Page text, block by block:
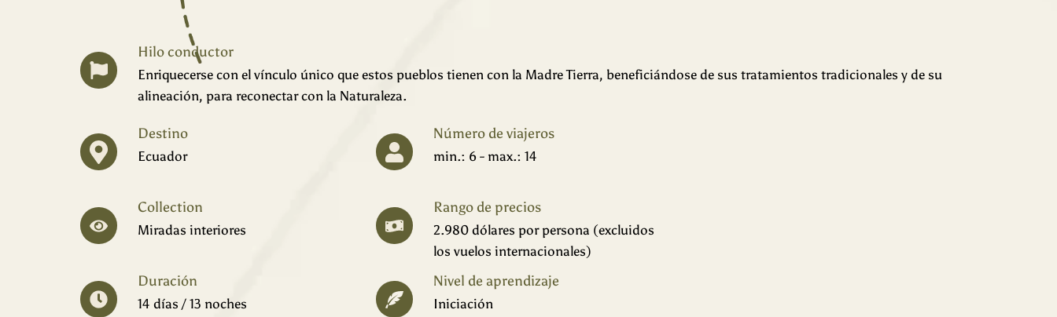
Hilo conductor
Enriquecerse con el vínculo único que estos pueblos tienen con la Madre Tierra, beneficiándose de sus tratamientos tradicionales y de su
alineación, para reconectar con la Naturaleza.
Destino
Ecuador
Collection
Miradas interiores
Duración
14 días / 13 noches
Número de viajeros
min.: 6 - max.: 14
Rango de precios
2.980 dólares por persona (excluidos
los vuelos internacionales)
Nivel de aprendizaje
Iniciación